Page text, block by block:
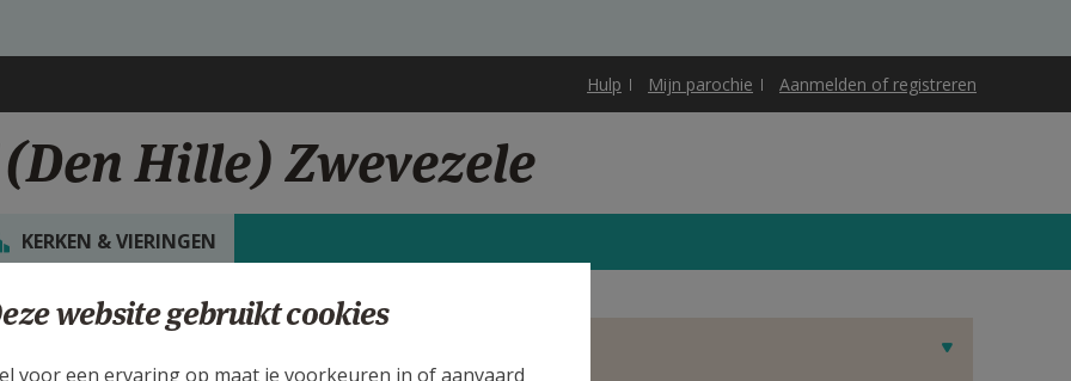
Hulp Mijn parochie Aanmelden of registreren
Hille) Zwevezele
KERKEN & VIERINGEN
website gebruikt cookies
voor een ervaring op maat je voorkeuren in of aanvaard